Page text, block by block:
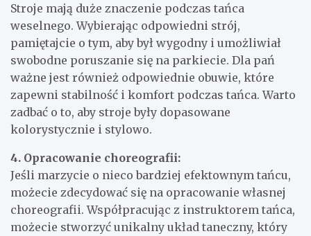
Stroje mają duże znaczenie podczas tańca
weselnego. Wybierając odpowiedni strój,
pamiętajcie o tym, aby był wygodny i umożliwiał
swobodne poruszanie się na parkiecie. Dla pań
ważne jest również odpowiednie obuwie, które
zapewni stabilność i komfort podczas tańca. Warto
zadbać o to, aby stroje były dopasowane
kolorystycznie i stylowo.
4. Opracowanie choreografii:
Jeśli marzycie o nieco bardziej efektownym tańcu,
możecie zdecydować się na opracowanie własnej
choreografii. Współpracując z instruktorem tańca,
możecie stworzyć unikalny układ taneczny, który